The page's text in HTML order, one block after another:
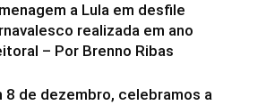
a Lula em desfile
realizada em ano
– Por Brenno Ribas
8 de dezembro, celebramos a